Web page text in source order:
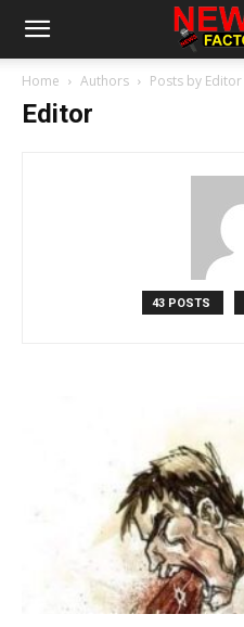
Home Authors Posts by Editor
Editor
43 POSTS